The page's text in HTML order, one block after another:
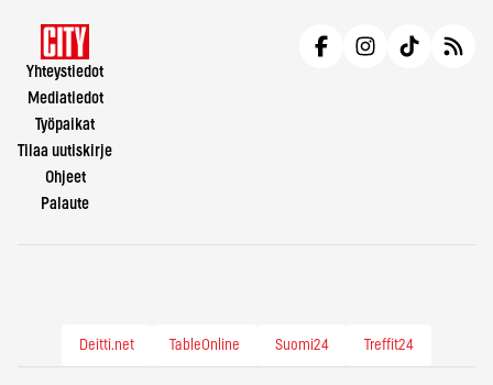
Yhteystiedot
Mediatiedot
Työpaikat
Tilaa uutiskirje
Ohjeet
Palaute
Deitti.net TableOnline Suomi24 Treffit24